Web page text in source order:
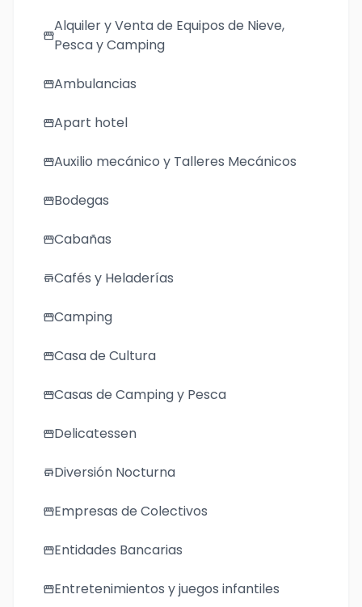
storefront
Alquiler y Venta de Equipos de Nieve,
Pesca y Camping
storefrontAmbulancias
storefrontApart hotel
storefrontAuxilio mecánico y Talleres Mecánicos
storefrontBodegas
storefrontCabañas
storeCafés y Heladerías
storefrontCamping
storefrontCasa de Cultura
storefrontCasas de Camping y Pesca
storefrontDelicatessen
storeDiversión Nocturna
storefrontEmpresas de Colectivos
storefrontEntidades Bancarias
storefrontEntretenimientos y juegos infantiles